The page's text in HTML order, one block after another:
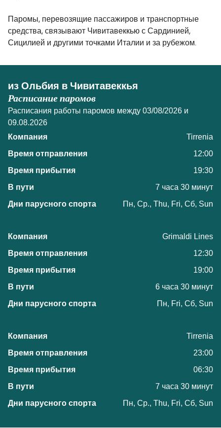
Паромы, перевозящие пассажиров и транспортные
средства, связывают Чивитавеккью с Сардинией,
Сицилией и другими точками Италии и за рубежом.
из Ольбия в Чивитавеккья
Расписание паромов
Расписания работы паромов между 03/08/2026 и
09.08.2026
Tirrenia
12:00
19:30
7 часа 30 минут
Пн, Ср., Thu, Fri, Сб, Sun
Grimaldi Lines
12:30
19:00
6 часа 30 минут
Пн, Fri, Сб, Sun
Tirrenia
23:00
06:30
7 часа 30 минут
Пн, Ср., Thu, Fri, Сб, Sun